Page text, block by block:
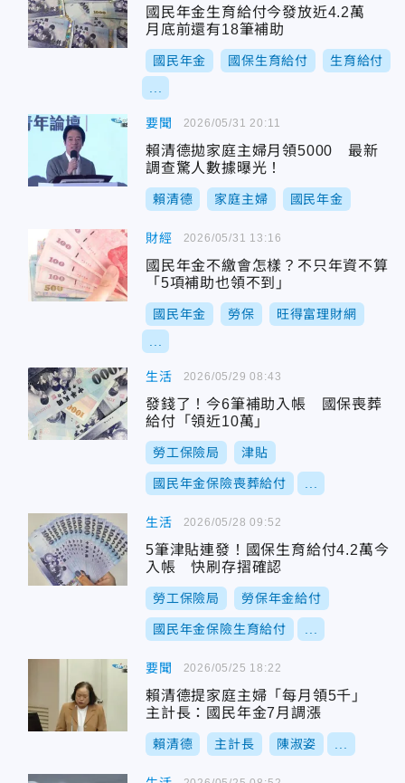
國民年金生育給付今發放近4.2萬
月底前還有18筆補助
國民年金 國保生育給付 生育給付
要聞
賴清德拋家庭主婦月領5000 最新
調查驚人數據曝光！
賴清德 家庭主婦 國民年金
2026/05/31 20:11
財經
國民年金不繳會怎樣？不只年資不算
「5項補助也領不到」
國民年金 勞保 旺得富理財網
2026/05/31 13:16
生活
發錢了！今6筆補助入帳 國保喪葬
給付「領近10萬」
勞工保險局 津貼
國民年金保險喪葬給付
2026/05/29 08:43
生活
5筆津貼連發！國保生育給付4.2萬今
入帳 快刷存摺確認
勞工保險局 勞保年金給付
國民年金保險生育給付
2026/05/28 09:52
要聞
賴清德提家庭主婦「每月領5千」
主計長：國民年金7月調漲
賴清德 主計長 陳淑姿
2026/05/25 18:22